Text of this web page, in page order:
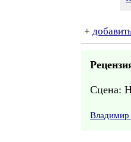
+
Сцена:
Владимир